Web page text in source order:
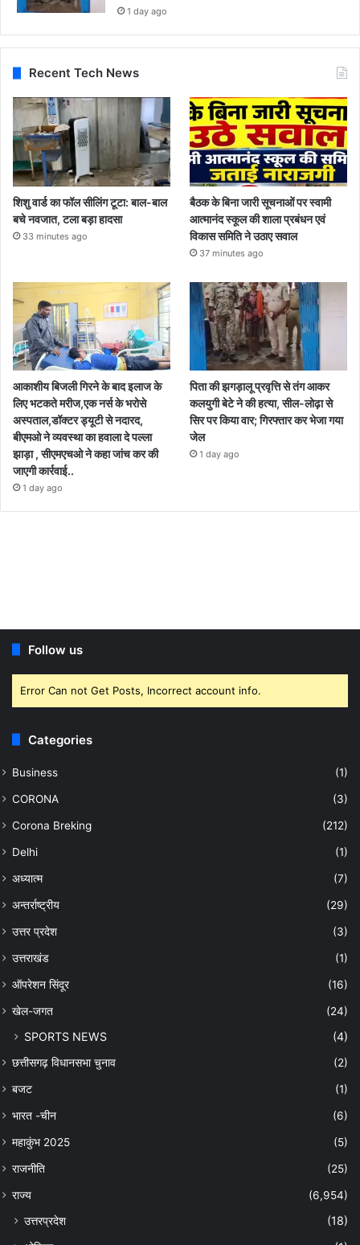
1 day ago
Recent Tech News
शिशु वार्ड का फॉल सीलिंग टूटा: बाल-बाल
बचे नवजात, टला बड़ा हादसा
33 minutes ago
बैठक के बिना जारी सूचनाओं पर स्वामी
आत्मानंद स्कूल की शाला प्रबंधन एवं
विकास समिति ने उठाए सवाल
37 minutes ago
आकाशीय बिजली गिरने के बाद इलाज के
लिए भटकते मरीज,एक नर्स के भरोसे
अस्पताल,डॉक्टर ड्यूटी से नदारद,
बीएमओ ने व्यवस्था का हवाला दे पल्ला
झाड़ा , सीएमएचओ ने कहा जांच कर की
जाएगी कार्रवाई..
1 day ago
पिता की झगड़ालू प्रवृत्ति से तंग आकर
कलयुगी बेटे ने की हत्या, सील-लोढ़ा से
सिर पर किया वार; गिरफ्तार कर भेजा गया
जेल
1 day ago
Follow us
Error Can not Get Posts, Incorrect account info.
Categories
Business (1)
CORONA (3)
Corona Breking (212)
Delhi (1)
अध्यात्म (7)
अन्तर्राष्ट्रीय (29)
उत्तर प्रदेश (3)
उत्तराखंड (1)
ऑपरेशन सिंदूर (16)
खेल-जगत (24)
SPORTS NEWS (4)
छत्तीसगढ़ विधानसभा चुनाव (2)
बजट (1)
भारत -चीन (6)
महाकुंभ 2025 (5)
राजनीति (25)
राज्य (6,954)
उत्तरप्रदेश
(18)